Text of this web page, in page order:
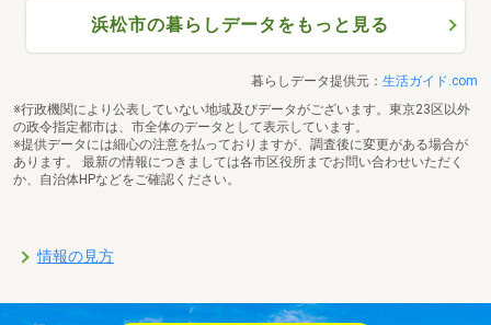
浜松市の暮らしデータをもっと見る
暮らしデータ提供元： 生活ガイド.com
※行政機関により公表していない地域及びデータがございます。東京23区以外
の政令指定都市は、市全体のデータとして表示しています。
※提供データには細心の注意を払っておりますが、調査後に変更がある場合が
あります。 最新の情報につきましては各市区役所までお問い合わせいただく
か、自治体HPなどをご確認ください。
情報の見方